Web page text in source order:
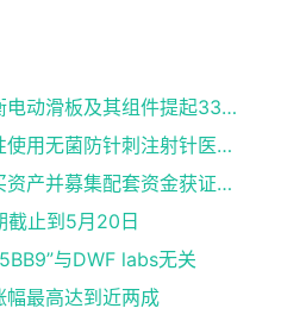
美国企业对特定自平衡电动滑板及其组件提起337调查申请
三鑫医疗：获得一次性使用无菌防针刺注射针医疗器械注册证
盐田港：发行股份购买资产并募集配套资金获证监会同意注册批复
截止到5月20日
与DWF labs无关
幅最高达到近两成